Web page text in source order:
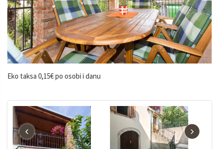
Eko taksa 0,15€ po osobi i danu
‹ ›